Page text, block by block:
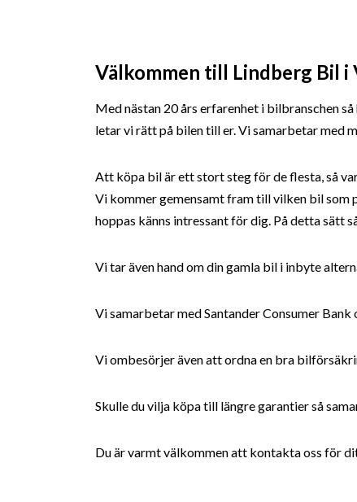
Välkommen till Lindberg Bil i
Med nästan 20 års erfarenhet i bilbranschen
letar vi rätt på bilen till er. Vi samarbetar med
Att köpa bil är ett stort steg för de flesta, så
Vi kommer gemensamt fram till vilken bil som
hoppas känns intressant för dig. På detta sätt
Vi tar även hand om din gamla bil i inbyte
Vi samarbetar med Santander Consumer
Vi ombesörjer även att ordna en bra
Skulle du vilja köpa till längre garantier så
Du är varmt välkommen att kontakta oss för